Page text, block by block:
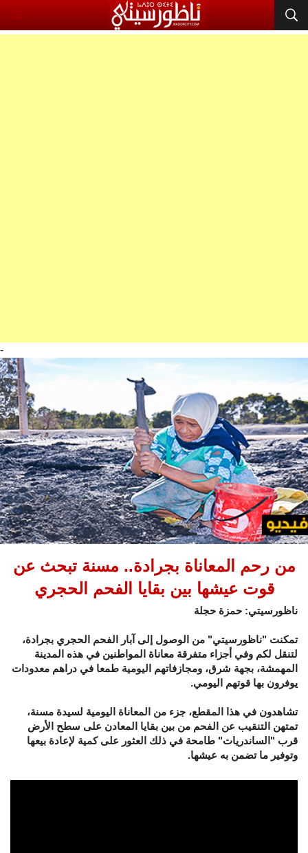
-
من رحم المعاناة بجرادة.. مسنة تبحث عن
قوت عيشها بين بقايا الفحم الحجري
ناظورسيتي: حمزة حجلة
تمكنت "ناظورسيتي" من الوصول إلى آبار الفحم الحجري بجرادة،
لتنقل لكم وفي أجزاء متفرقة معاناة المواطنين في هذه المدينة
المهمشة، بجهة شرق، ومجازفاتهم اليومية طمعا في دراهم معدودات
يوفرون بها قوتهم اليومي.
تشاهدون في هذا المقطع، جزء من المعاناة اليومية لسيدة مسنة،
تمتهن التنقيب عن الفحم من بين بقايا المعادن على سطح الأرض
قرب "الساندريات" طامحة في ذلك العثور على كمية لإعادة بيعها
وتوفير ما تضمن به عيشها.